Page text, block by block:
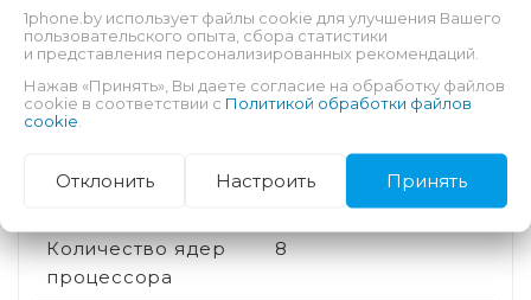
памяти
сторон
Количество ядер
процессора
8
1phone.by использует файлы cookie для улучшения Вашего
пользовательского опыта, сбора статистики
и представления персонализированных рекомендаций.
Нажав «Принять», Вы даете согласие на обработку файлов
cookie в соответствии с Политикой обработки файлов
cookie
Отклонить Настроить Принять